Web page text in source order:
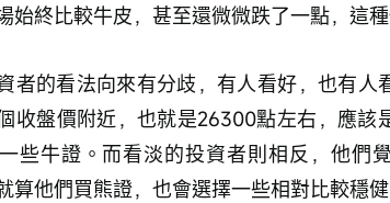
始終比較牛皮，甚至還微微跌了一點，這
者的看法向來有分歧，有人看好，也有人
收盤價附近，也就是26300點左右，應該
些牛證。而看淡的投資者則相反，他們
算他們買熊證，也會選擇一些相對比較穩健